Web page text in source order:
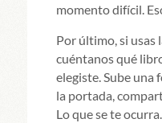
momento difícil.
Por último, si usas
cuéntanos qué
elegiste. Sube una
la portada,
Lo que se te